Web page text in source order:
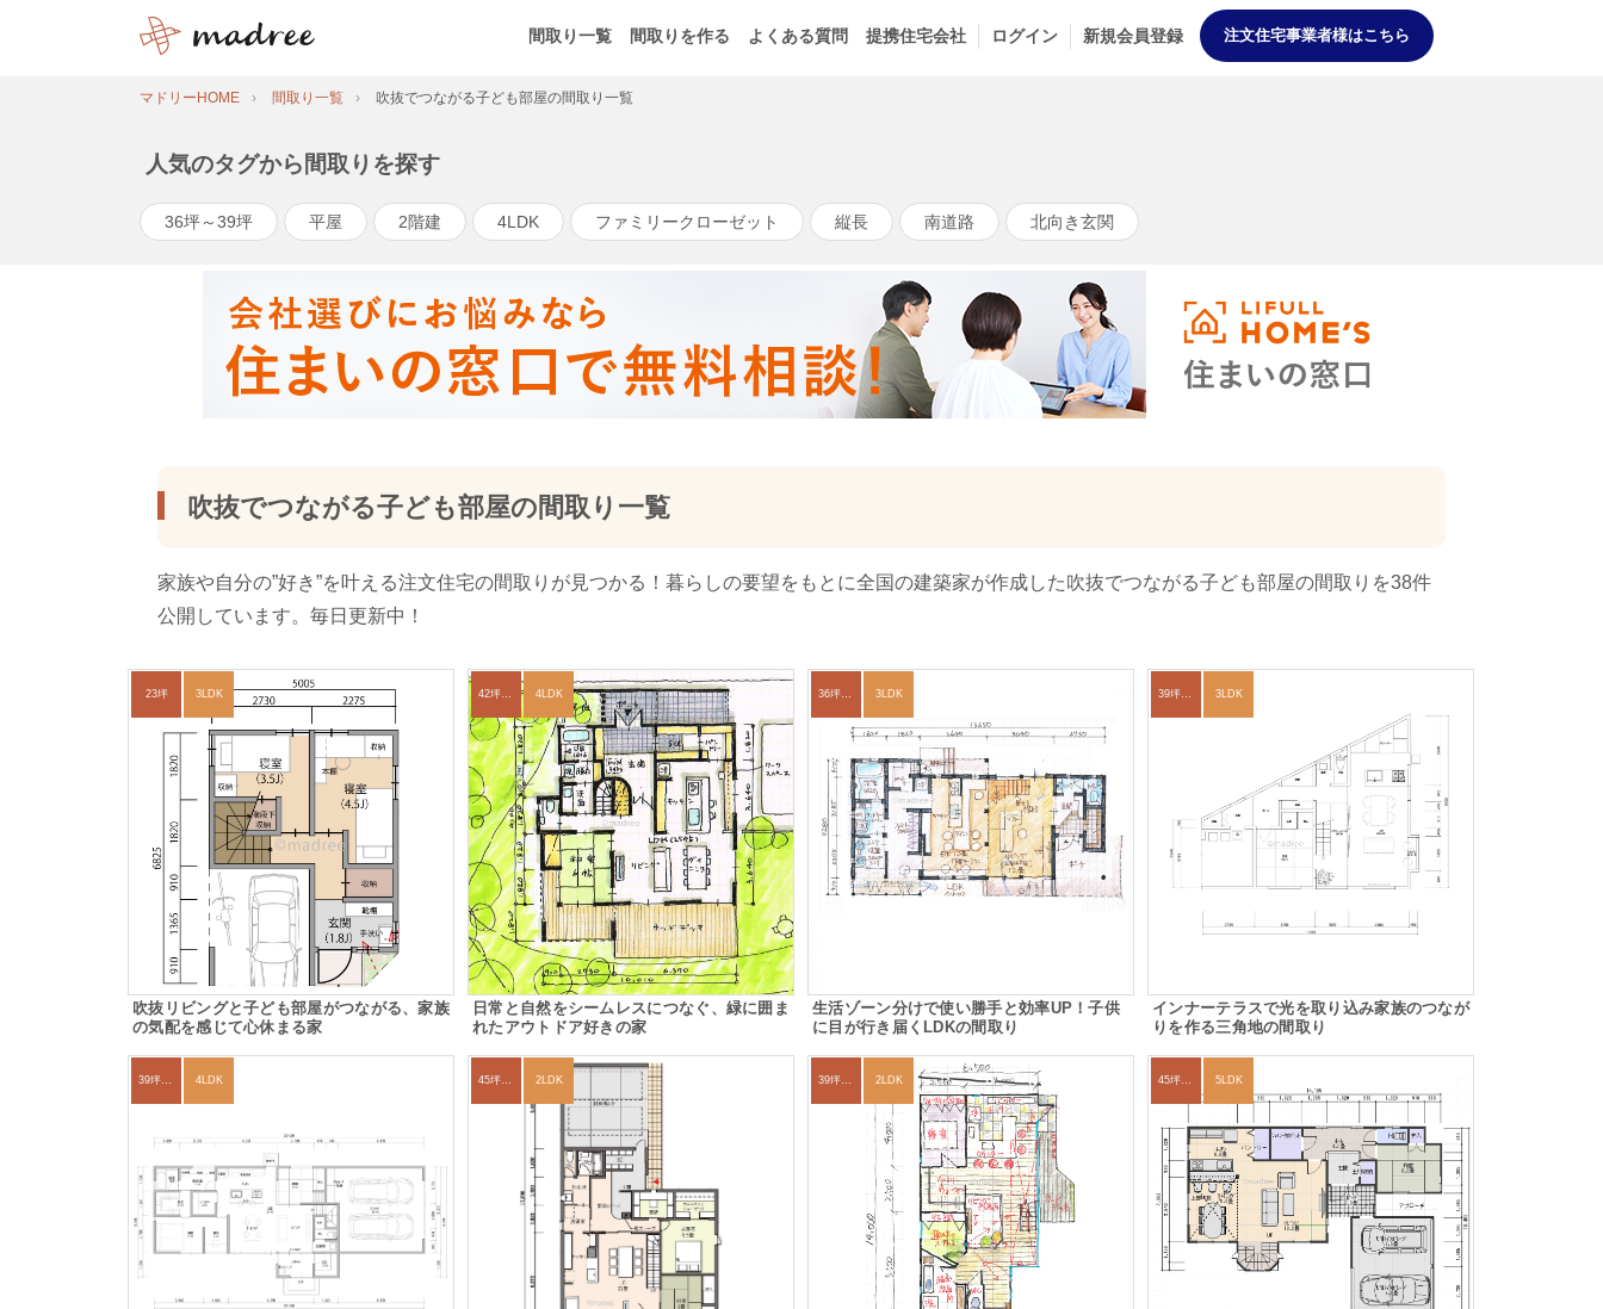
間取り一覧 間取りを作る よくある質問 提携住宅会社 ログイン 新規会員登録 注文住宅事業者様はこちら
マドリーHOME 間取り一覧 吹抜でつながる子ども部屋の間取り一覧
人気のタグから間取りを探す
36坪～39坪 平屋 2階建 4LDK ファミリークローゼット 縦長 南道路 北向き玄関
吹抜でつながる子ども部屋の間取り一覧
家族や自分の”好き”を叶える注文住宅の間取りが見つかる！暮らしの要望をもとに全国の建築家が作成した吹抜でつながる子ども部屋の間取りを38件
公開しています。毎日更新中！
23坪 3LDK
吹抜リビングと子ども部屋がつながる、家族
の気配を感じて心休まる家
42坪～45坪 4LDK
日常と自然をシームレスにつなぐ、緑に囲ま
れたアウトドア好きの家
36坪～39坪 3LDK
生活ゾーン分けで使い勝手と効率UP！子供
に目が行き届くLDKの間取り
39坪～42坪 3LDK
インナーテラスで光を取り込み家族のつなが
りを作る三角地の間取り
39坪～42坪 4LDK 45坪～49坪 2LDK 39坪～42坪 2LDK 45坪～49坪 5LDK